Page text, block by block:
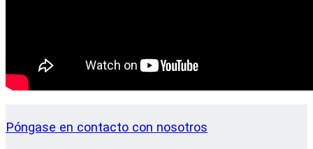
Póngase en contacto con nosotros